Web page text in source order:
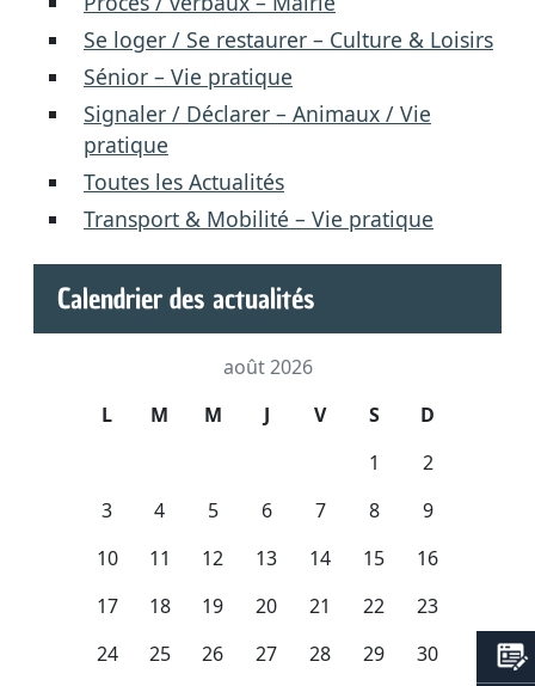
Se loger / Se restaurer – Culture & Loisirs
Sénior – Vie pratique
Signaler / Déclarer – Animaux / Vie
pratique
Toutes les Actualités
Transport & Mobilité – Vie pratique
Calendrier des actualités
août 2026
L
M M J V S
D
1
2
3
4 5 6 7 8
9
10
11 12 13 14 15
16
17
18 19 20 21 22
23
24
25 26 27 28 29
30